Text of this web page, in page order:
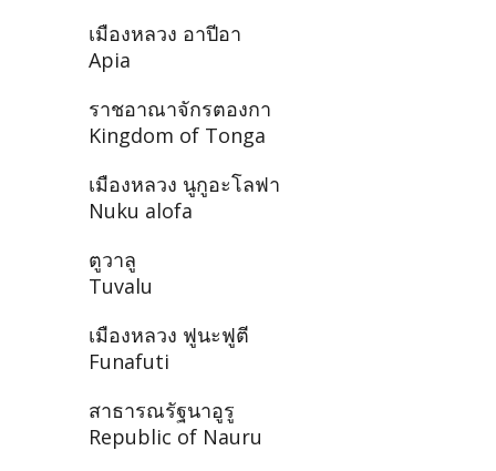
เมืองหลวง อาปีอา
Apia
ราชอาณาจักรตองกา
Kingdom of Tonga
เมืองหลวง นูกูอะโลฟา
Nuku alofa
ตูวาลู
Tuvalu
เมืองหลวง ฟูนะฟูตี
Funafuti
สาธารณรัฐนาอูรู
Republic of Nauru